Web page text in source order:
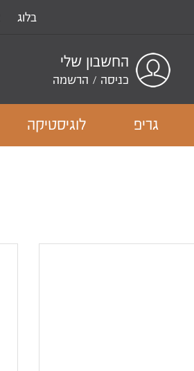
בלוג
החשבון שלי
כניסה / הרשמה
גריפ לוגיסטיקה